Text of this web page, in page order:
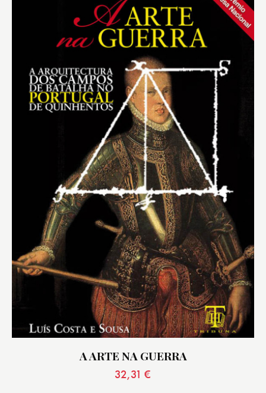
A ARTE NA GUERRA
32,31 €